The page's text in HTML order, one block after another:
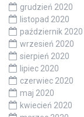
grudzień 2020
listopad 2020
październik 2020
wrzesień 2020
sierpień 2020
lipiec 2020
czerwiec 2020
maj 2020
kwiecień 2020